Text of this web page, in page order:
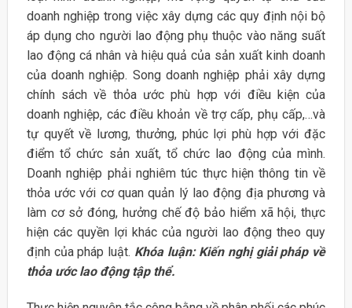
doanh nghiệp trong việc xây dựng các quy định nội bộ
áp dụng cho người lao động phụ thuộc vào năng suất
lao động cá nhân và hiệu quả của sản xuất kinh doanh
của doanh nghiệp. Song doanh nghiệp phải xây dựng
chính sách về thỏa ước phù hợp với điều kiện của
doanh nghiệp, các điều khoản về trợ cấp, phụ cấp,…và
tự quyết về lương, thưởng, phúc lợi phù hợp với đặc
điểm tổ chức sản xuất, tổ chức lao động của mình.
Doanh nghiệp phải nghiêm túc thực hiện thông tin về
thỏa ước với cơ quan quản lý lao động địa phương và
làm cơ sở đóng, hưởng chế độ bảo hiểm xã hội, thực
hiện các quyền lợi khác của người lao động theo quy
định của pháp luật. Khóa luận: Kiến nghị giải pháp về
thỏa ước lao động tập thể.